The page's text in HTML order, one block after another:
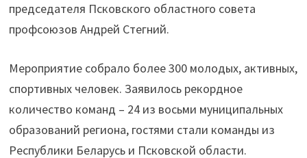
председателя Псковского областного совета
профсоюзов Андрей Стегний.
Мероприятие собрало более 300 молодых, активных,
спортивных человек. Заявилось рекордное
количество команд – 24 из восьми муниципальных
образований региона, гостями стали команды из
Республики Беларусь и Псковской области.